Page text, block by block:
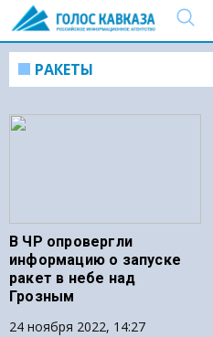
РАКЕТЫ
В ЧР опровергли
информацию о запуске
ракет в небе над
Грозным
24 ноября 2022, 14:27